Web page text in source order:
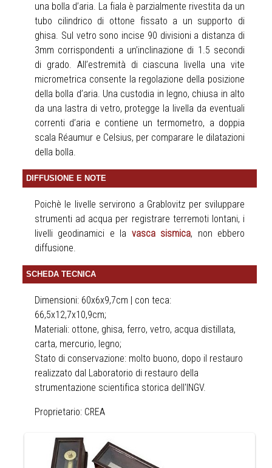
una bolla d’aria. La fiala è parzialmente rivestita da un
tubo cilindrico di ottone fissato a un supporto di
ghisa. Sul vetro sono incise 90 divisioni a distanza di
3mm corrispondenti a un’inclinazione di 1.5 secondi
di grado. All’estremità di ciascuna livella una vite
micrometrica consente la regolazione della posizione
della bolla d’aria. Una custodia in legno, chiusa in alto
da una lastra di vetro, protegge la livella da eventuali
correnti d’aria e contiene un termometro, a doppia
scala Réaumur e Celsius, per comparare le dilatazioni
della bolla.
DIFFUSIONE E NOTE
Poichè le livelle servirono a Grablovitz per sviluppare
strumenti ad acqua per registrare terremoti lontani, i
livelli geodinamici e la vasca sismica, non ebbero
diffusione.
SCHEDA TECNICA
Dimensioni: 60x6x9,7cm | con teca:
66,5x12,7x10,9cm;
Materiali: ottone, ghisa, ferro, vetro, acqua distillata,
carta, mercurio, legno;
Stato di conservazione: molto buono, dopo il restauro
realizzato dal Laboratorio di restauro della
strumentazione scientifica storica dell'INGV.
Proprietario: CREA